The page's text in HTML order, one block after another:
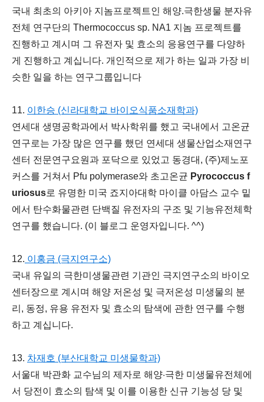
국내 최초의 아키아 지놈프로젝트인 해양.극한생물 분자유
전체 연구단의 Thermococcus sp. NA1 지놈 프로젝트를
진행하고 계시며 그 유전자 및 효소의 응용연구를 다양하
게 진행하고 계십니다. 개인적으로 제가 하는 일과 가장 비
슷한 일을 하는 연구그룹입니다
11. 이한승 (신라대학교 바이오식품소재학과)
연세대 생명공학과에서 박사학위를 했고 국내에서 고온균
연구로는 가장 많은 연구를 했던 연세대 생물산업소재연구
센터 전문연구요원과 포닥으로 있었고 동경대, (주)제노포
커스를 거쳐서 Pfu polymerase와 초고온균 Pyrococcus f
uriosus로 유명한 미국 죠지아대학 마이클 아담스 교수 밑
에서 탄수화물관련 단백질 유전자의 구조 및 기능유전체학
연구를 했습니다. (이 블로그 운영자입니다. ^^)
12. 이홍금 (극지연구소)
국내 유일의 극한미생물관련 기관인 극지연구소의 바이오
센터장으로 계시며 해양 저온성 및 극저온성 미생물의 분
리, 동정, 유용 유전자 및 효소의 탐색에 관한 연구를 수행
하고 계십니다.
13. 차재호 (부산대학교 미생물학과)
서울대 박관화 교수님의 제자로 해양·극한 미생물유전체에
서 당전이 효소의 탐색 및 이를 이용한 신규 기능성 당 및